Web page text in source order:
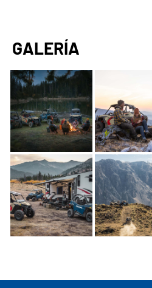
GALERÍA